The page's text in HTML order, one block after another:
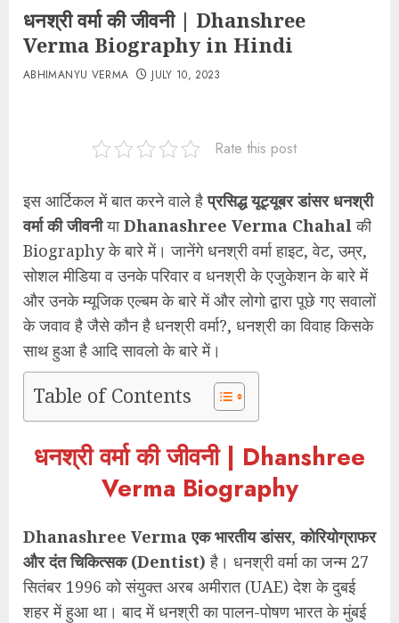
धनश्री वर्मा की जीवनी | Dhanshree
Verma Biography in Hindi
ABHIMANYU VERMA JULY 10, 2023
Rate this post
इस आर्टिकल में बात करने वाले हैप्रसिद्ध यूट्यूबर डांसर धनश्री
वर्मा की जीवनीयाDhanashree Verma Chahalकी
Biography के बारे में। जानेंगे धनश्री वर्मा हाइट, वेट, उम्र,
सोशल मीडिया व उनके परिवार व धनश्री के एजुकेशन के बारे में
और उनके म्यूजिक एल्बम के बारे में और लोगो द्वारा पूछे गए सवालों
के जवाव है जैसे कौन है धनश्री वर्मा?, धनश्री का विवाह किसके
साथ हुआ है आदि सावलो के बारे में।
Table of Contents
धनश्री वर्मा की जीवनी | Dhanshree
Verma Biography
Dhanashree Verma एक भारतीय डांसर,कोरियोग्राफर
और दंत चिकित्सक (Dentist) है। धनश्री वर्मा का जन्म 27
सितंबर 1996 को संयुक्त अरब अमीरात (UAE) देश के दुबई
शहर में हुआ था। बाद में धनश्री का पालन-पोषण भारत के मुंबई